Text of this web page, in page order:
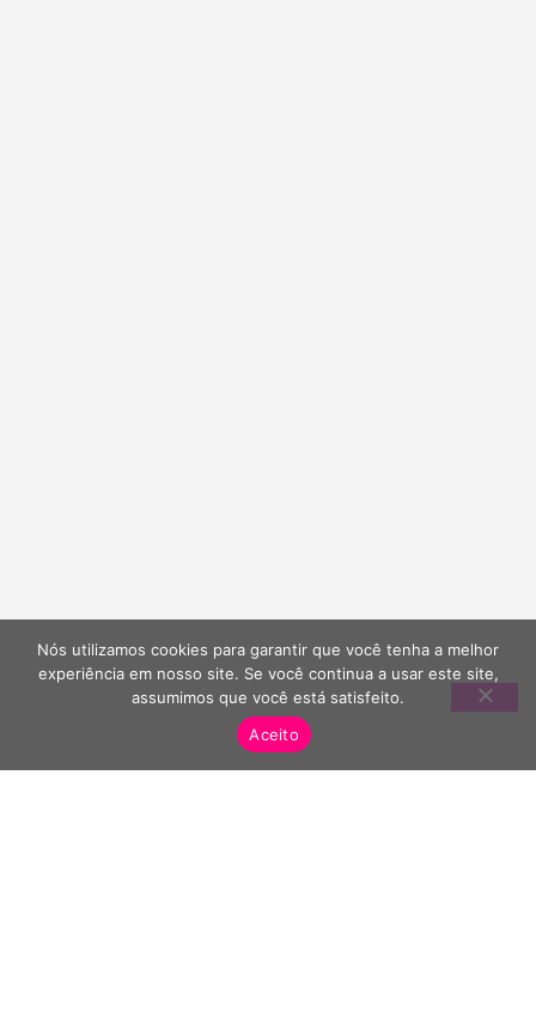
Nós utilizamos cookies para garantir que você tenha a melhor
experiência em nosso site. Se você continua a usar este site,
assumimos que você está satisfeito.
Aceito